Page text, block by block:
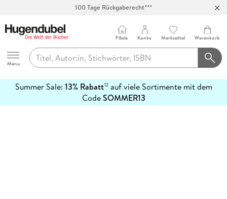
100 Tage Rückgaberecht***
Hugendubel
Menu
Filiale Konto Merkzettel Warenkorb
Summer Sale: 13% Rabatt12auf viele Sortimente mit dem
CodeSOMMER13
erfahren